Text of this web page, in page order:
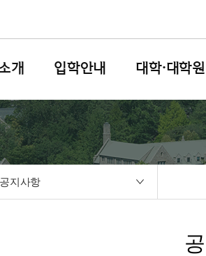
개 입학안내 대학·대학원
공지사항